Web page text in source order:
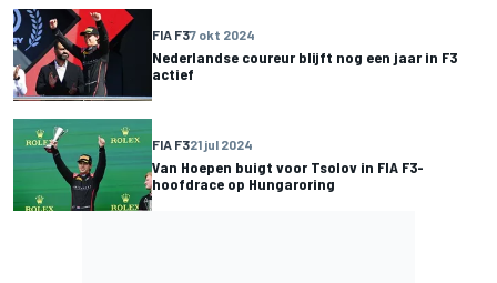
FIA F37 okt 2024
Nederlandse coureur blijft nog een jaar in F3
actief
FIA F321 jul 2024
Van Hoepen buigt voor Tsolov in FIA F3-
hoofdrace op Hungaroring